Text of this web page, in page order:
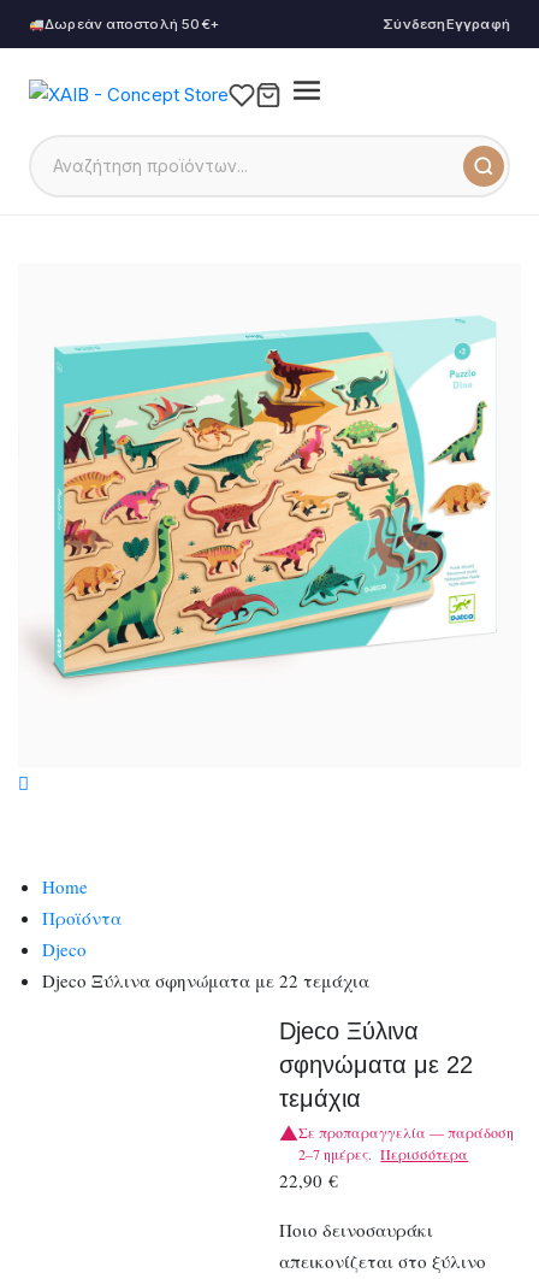
Δωρεάν αποστολή 50€+ ΣύνδεσηΕγγραφή
Home
Προϊόντα
Djeco
Djeco Ξύλινα σφηνώματα με 22 τεμάχια
Djeco Ξύλινα
σφηνώματα με 22
τεμάχια
Σε προπαραγγελία — παράδοση
2–7 ημέρες. Περισσότερα
22,90€
Ποιο δεινοσαυράκι
απεικονίζεται στο ξύλινο